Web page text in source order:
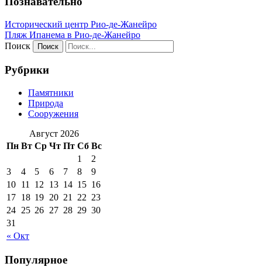
Исторический центр Рио-де-Жанейро
Пляж Ипанема в Рио-де-Жанейро
Поиск
Рубрики
Памятники
Природа
Сооружения
Август 2026
Пн Вт Ср Чт Пт Сб Вс
« Окт
1
2
3
4 5 6 7 8
9
10 11 12 13 14 15 16
17 18 19 20 21 22 23
24 25 26 27 28 29 30
31
Популярное